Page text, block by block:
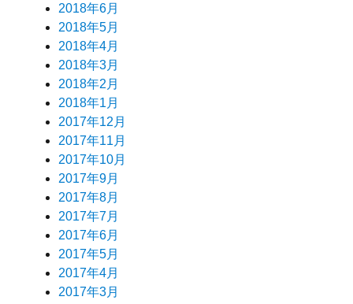
2018年6月
2018年5月
2018年4月
2018年3月
2018年2月
2018年1月
2017年12月
2017年11月
2017年10月
2017年9月
2017年8月
2017年7月
2017年6月
2017年5月
2017年4月
2017年3月